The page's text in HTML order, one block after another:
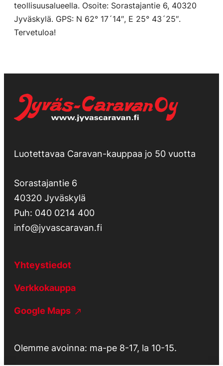
teollisuusalueella. Osoite: Sorastajantie 6, 40320
Jyväskylä. GPS: N 62° 17´14″, E 25° 43´25″.
Tervetuloa!
Luotettavaa Caravan-kauppaa jo 50 vuotta
Sorastajantie 6
40320 Jyväskylä
Puh: 040 0214 400
info@jyvascaravan.fi
Yhteystiedot
Verkkokauppa
Google Maps
Olemme avoinna: ma-pe 8-17, la 10-15.